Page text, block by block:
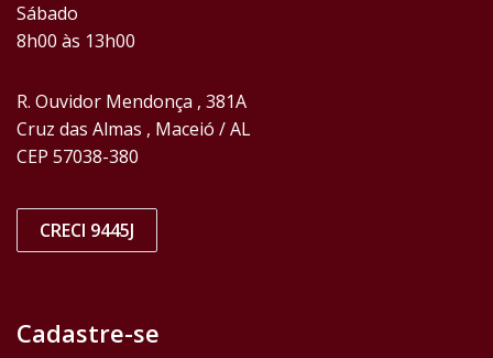
Sábado
8h00 às 13h00
R. Ouvidor Mendonça , 381A
Cruz das Almas , Maceió / AL
CEP 57038-380
CRECI 9445J
Cadastre-se